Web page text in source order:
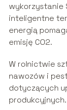
wykorzystanie
inteligentne
energią
emisję CO2.
W rolnictwie
nawozów i
dotyczących